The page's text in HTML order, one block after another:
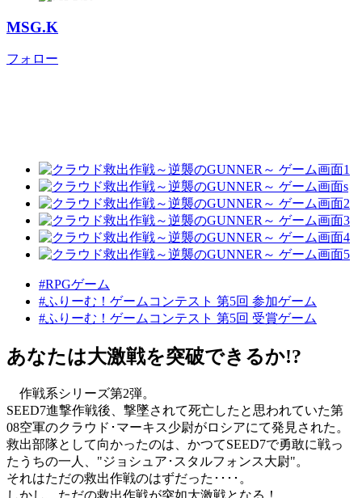
MSG.K
フォロー
#RPGゲーム
#ふりーむ！ゲームコンテスト 第5回 参加ゲーム
#ふりーむ！ゲームコンテスト 第5回 受賞ゲーム
あなたは大激戦を突破できるか!?
作戦系シリーズ第2弾。
SEED7進撃作戦後、撃墜されて死亡したと思われていた第
08空軍のクラウド･マーキス少尉がロシアにて発見された。
救出部隊として向かったのは、かつてSEED7で勇敢に戦っ
たうちの一人、"ジョシュア･スタルフォンス大尉"。
それはただの救出作戦のはずだった････。
しかし、ただの救出作戦が突如大激戦となる！